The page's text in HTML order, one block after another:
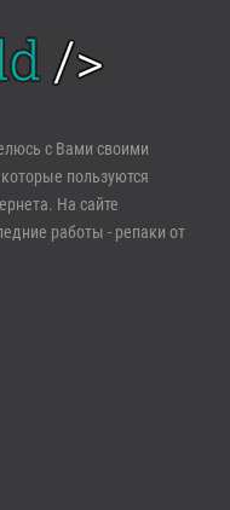
с Вами своими
пользуются
На сайте
работы - репаки от